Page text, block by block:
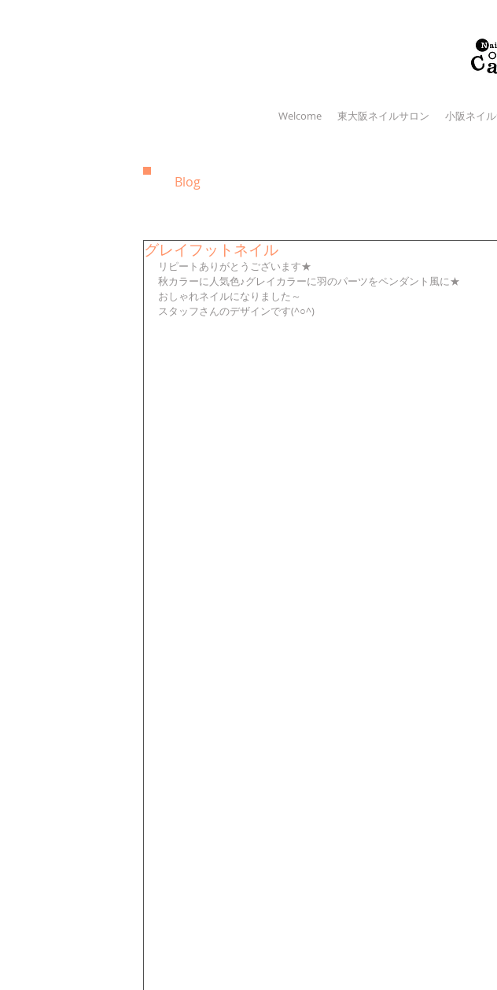
Welcome 東大阪ネイルサロン 小阪ネイ
Blog
グレイフットネイル
リピートありがとうございます★
秋カラーに人気色♪グレイカラーに羽のパーツをペンダント風に★
おしゃれネイルになりました～
スタッフさんのデザインです(^○^)